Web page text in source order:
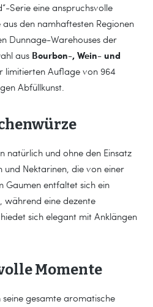
Serie eine anspruchsvolle
den namhaftesten Regionen
Dunnage-Warehouses der
aus Bourbon-, Wein- und
limitierten Auflage von 964
Abfüllkunst.
natürlich und ohne den Einsatz
Nektarinen, die von einer
Gaumen entfaltet sich ein
während eine dezente
sich elegant mit Anklängen
Momente
gesamte aromatische